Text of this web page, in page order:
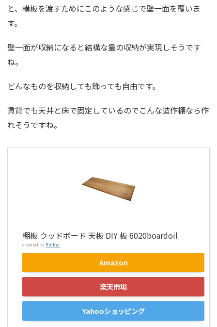
と、横板を渡すためにこのような感じで壁一面を覆いま
す。
壁一面が収納になると結構な量の収納が実現しそうです
ね。
どんなものを収納しても飾っても自由です。
賃貸でも天井と床で固定しているのでこんな造作棚なら作
れそうですね。
棚板 ウッドボード 天板 DIY 板 6020boardoil
created by Rinker
Amazon
楽天市場
Yahooショッピング